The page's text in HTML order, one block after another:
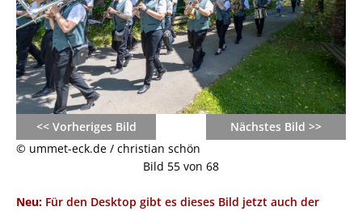
<< Vorheriges Bild
Nächstes Bild >>
© ummet-eck.de / christian schön
Bild 55 von 68
Neu: Für den Desktop gibt es dieses Bild jetzt auch der